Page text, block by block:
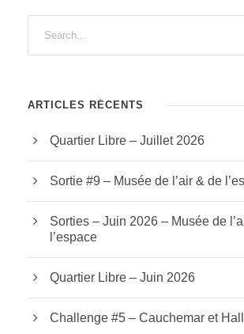
ARTICLES RÉCENTS
Quartier Libre – Juillet 2026
Sortie #9 – Musée de l’air & de
Sorties – Juin 2026 – Musée de
l’espace
Quartier Libre – Juin 2026
Challenge #5 – Cauchemar et